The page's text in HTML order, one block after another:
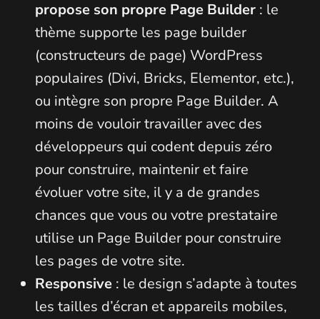
propose son propre Page Builder : le
thème supporte les page builder
(constructeurs de page) WordPress
populaires (Divi, Bricks, Elementor, etc.),
ou intègre son propre Page Builder. A
moins de vouloir travailler avec des
développeurs qui codent depuis zéro
pour construire, maintenir et faire
évoluer votre site, il y a de grandes
chances que vous ou votre prestataire
utilise un Page Builder pour construire
les pages de votre site.
Responsive : le design s’adapte à toutes
les tailles d’écran et appareils mobiles,